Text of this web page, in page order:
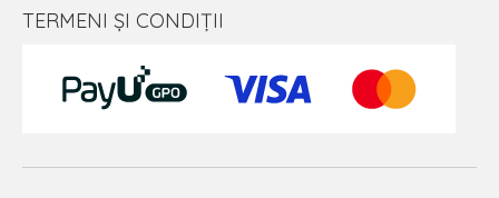
TERMENI ȘI CONDIȚII